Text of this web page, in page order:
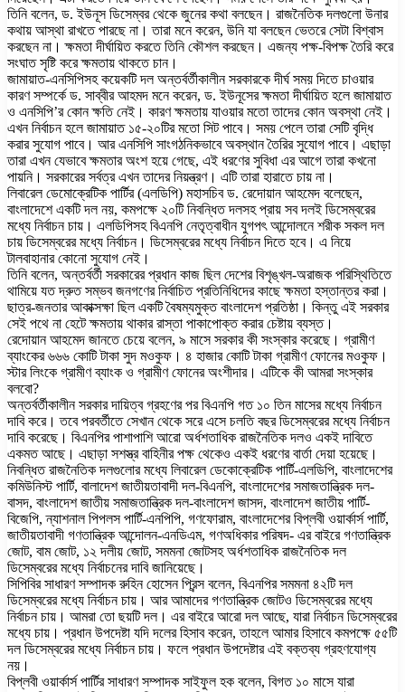
তিনি বলেন, ড. ইউনূস ডিসেম্বর থেকে জুনের কথা বলছেন। রাজনৈতিক দলগুলো উনার
কথায় আস্থা রাখতে পারছে না। তারা মনে করেন, উনি যা বলছেন ভেতরে সেটা বিশ্বাস
করছেন না। ক্ষমতা দীর্ঘায়িত করতে তিনি কৌশল করছেন। এজন্য পক্ষ-বিপক্ষ তৈরি করে
সংঘাত সৃষ্টি করে ক্ষমতায় থাকতে চান।
জামায়াত-এনসিপিসহ কয়েকটি দল অন্তর্বর্তীকালীন সরকারকে দীর্ঘ সময় দিতে চাওয়ার
কারণ সম্পর্কে ড. সাব্বীর আহমদ মনে করেন, ড. ইউনূসের ক্ষমতা দীর্ঘায়িত হলে জামায়াত
ও এনসিপি’র কোন ক্ষতি নেই। কারণ ক্ষমতায় যাওয়ার মতো তাদের কোন অবস্থা নেই।
এখন নির্বাচন হলে জামায়াত ১৫-২০টির মতো সিট পাবে। সময় পেলে তারা সেটি বৃদ্ধি
করার সুযোগ পাবে। আর এনসিপি সাংগঠনিকভাবে অবস্থান তৈরির সুযোগ পাবে। এছাড়া
তারা এখন যেভাবে ক্ষমতার অংশ হয়ে গেছে, এই ধরণের সুবিধা এর আগে তারা কখনো
পায়নি। সরকারের সর্বত্র এখন তাদের নিয়ন্ত্রণ। এটি তারা হারাতে চায় না।
লিবারেল ডেমোক্রেটিক পার্টির (এলডিপি) মহাসচিব ড. রেদোয়ান আহমেদ বলেছেন,
বাংলাদেশে একটি দল নয়, কমপক্ষে ২০টি নিবন্ধিত দলসহ প্রায় সব দলই ডিসেম্বরের
মধ্যে নির্বাচন চায়। এলডিপিসহ বিএনপি নেতৃত্বাধীন যুগপৎ আন্দোলনে শরীক সকল দল
চায় ডিসেম্বরের মধ্যে নির্বাচন। ডিসেম্বরের মধ্যে নির্বাচন দিতে হবে। এ নিয়ে
টালবাহানার কোনো সুযোগ নেই।
তিনি বলেন, অন্তর্বর্তী সরকারের প্রধান কাজ ছিল দেশের বিশৃঙ্খল-অরাজক পরিস্থিতিতে
থামিয়ে যত দ্রুত সম্ভব জনগণের নির্বাচিত প্রতিনিধিদের কাছে ক্ষমতা হস্তান্তর করা।
ছাত্র-জনতার আকাক্সক্ষা ছিল একটি বৈষম্যমুক্ত বাংলাদেশ প্রতিষ্ঠা। কিন্তু এই সরকার
সেই পথে না হেটে ক্ষমতায় থাকার রাস্তা পাকাপোক্ত করার চেষ্টায় ব্যস্ত।
রেদোয়ান আহমেদ জানতে চেয়ে বলেন, ৯ মাসে সরকার কী সংস্কার করেছে। গ্রামীণ
ব্যাংকের ৬৬৬ কোটি টাকা সুদ মওকুফ। ৪ হাজার কোটি টাকা গ্রামীণ ফোনের মওকুফ।
স্টার লিংকে গ্রামীণ ব্যাংক ও গ্রামীণ ফোনের অংশীদার। এটিকে কী আমরা সংস্কার
বলবো?
অন্তর্বর্তীকালীন সরকার দায়িত্ব গ্রহণের পর বিএনপি গত ১০ তিন মাসের মধ্যে নির্বাচন
দাবি করে। তবে পরবর্তীতে সেখান থেকে সরে এসে চলতি বছর ডিসেম্বরের মধ্যে নির্বাচন
দাবি করেছে। বিএনপির পাশাপাশি আরো অর্ধশতাধিক রাজনৈতিক দলও একই দাবিতে
একমত আছে। এছাড়া সশস্ত্র বাহিনীর পক্ষ থেকেও একই ধরণের বার্তা দেয়া হয়েছে।
নিবন্ধিত রাজনৈতিক দলগুলোর মধ্যে লিবারেল ডেকোক্রেটিক পার্টি-এলডিপি, বাংলাদেশের
কমিউনিস্ট পার্টি, বালাদেশ জাতীয়তাবাদী দল-বিএনপি, বাংলাদেশের সমাজতান্ত্রিক দল-
বাসদ, বাংলাদেশ জাতীয় সমাজতান্ত্রিক দল-বাংলাদেশ জাসদ, বাংলাদেশ জাতীয় পার্টি-
বিজেপি, ন্যাশনাল পিপলস পার্টি-এনপিপি, গণফোরাম, বাংলাদেশের বিপ্লবী ওয়ার্কার্স পার্টি,
জাতীয়তাবাদী গণতান্ত্রিক আন্দোলন-এনডিএম, গণঅধিকার পরিষদ- এর বাইরে গণতান্ত্রিক
জোট, বাম জোট, ১২ দলীয় জোট, সমমনা জোটসহ অর্ধশতাধিক রাজনৈতিক দল
ডিসেম্বরের মধ্যে নির্বাচনের দাবি জানিয়েছে।
সিপিবির সাধারণ সম্পাদক রুহিন হোসেন প্রিন্স বলেন, বিএনপির সমমনা ৪২টি দল
ডিসেম্বরের মধ্যে নির্বাচন চায়। আর আমাদের গণতান্ত্রিক জোটও ডিসেম্বরের মধ্যে
নির্বাচন চায়। আমরা তো ছয়টি দল। এর বাইরে আরো দল আছে, যারা নির্বাচন ডিসেম্বরের
মধ্যে চায়। প্রধান উপদেষ্টা যদি দলের হিসাব করেন, তাহলে আমার হিসাবে কমপক্ষে ৫৫টি
দল ডিসেম্বরের মধ্যে নির্বাচন চায়। ফলে প্রধান উপদেষ্টার এই বক্তব্য গ্রহণযোগ্য
নয়।
বিপ্লবী ওয়ার্কার্স পার্টির সাধারণ সম্পাদক সাইফুল হক বলেন, বিগত ১০ মাসে যারা